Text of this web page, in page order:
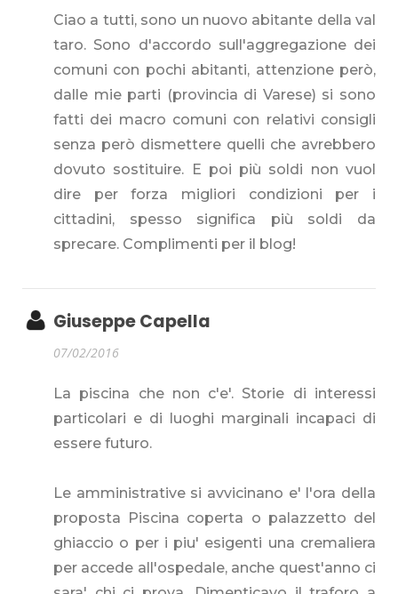
Ciao a tutti, sono un nuovo abitante della val
taro. Sono d'accordo sull'aggregazione dei
comuni con pochi abitanti, attenzione però,
dalle mie parti (provincia di Varese) si sono
fatti dei macro comuni con relativi consigli
senza però dismettere quelli che avrebbero
dovuto sostituire. E poi più soldi non vuol
dire per forza migliori condizioni per i
cittadini, spesso significa più soldi da
sprecare. Complimenti per il blog!
Giuseppe Capella
07/02/2016
La piscina che non c'e'. Storie di interessi
particolari e di luoghi marginali incapaci di
essere futuro.
Le amministrative si avvicinano e' l'ora della
proposta Piscina coperta o palazzetto del
ghiaccio o per i piu' esigenti una cremaliera
per accede all'ospedale, anche quest'anno ci